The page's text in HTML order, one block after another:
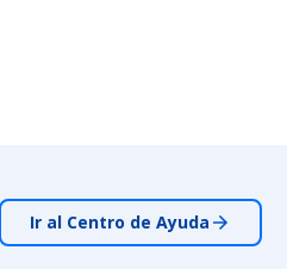
Ir al Centro de Ayuda